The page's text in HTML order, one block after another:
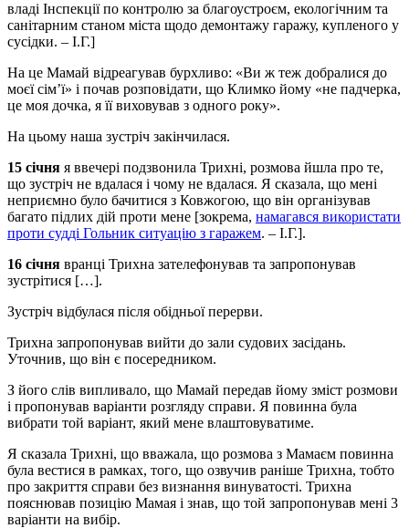
владі Інспекції по контролю за благоустроєм, екологічним та
санітарним станом міста щодо демонтажу гаражу, купленого у
сусідки. – І.Г.]
На це Мамай відреагував бурхливо: «Ви ж теж добралися до
моєї сім’ї» і почав розповідати, що Климко йому «не падчерка,
це моя дочка, я її виховував з одного року».
На цьому наша зустріч закінчилася.
15 січня я ввечері подзвонила Трихні, розмова йшла про те,
що зустріч не вдалася і чому не вдалася. Я сказала, що мені
неприємно було бачитися з Ковжогою, що він організував
багато підлих дій проти мене [зокрема, намагався використати
проти судді Гольник ситуацію з гаражем. – І.Г.].
16 січня вранці Трихна зателефонував та запропонував
зустрітися […].
Зустріч відбулася після обідньої перерви.
Трихна запропонував вийти до зали судових засідань.
Уточнив, що він є посередником.
З його слів випливало, що Мамай передав йому зміст розмови
і пропонував варіанти розгляду справи. Я повинна була
вибрати той варіант, який мене влаштовуватиме.
Я сказала Трихні, що вважала, що розмова з Мамаєм повинна
була вестися в рамках, того, що озвучив раніше Трихна, тобто
про закриття справи без визнання винуватості. Трихна
пояснював позицію Мамая і знав, що той запропонував мені 3
варіанти на вибір.